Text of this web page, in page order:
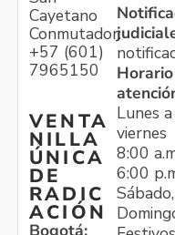
Cayetano
Conmutador:
+57 (601)
7965150
VENTA
NILLA
ÚNICA
DE
RADIC
ACIÓN
Bogotá:
Lunes a
viernes
8:00
6:00
Sábado,